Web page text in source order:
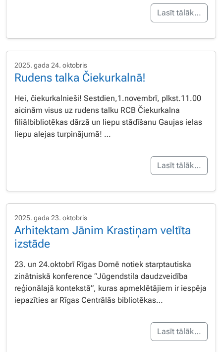
Lasīt tālāk…
2025. gada 24. oktobris
Rudens talka Čiekurkalnā!
Hei, čiekurkalnieši! Sestdien,1.novembrī, plkst.11.00
aicinām visus uz rudens talku RCB Čiekurkalna
filiālbibliotēkas dārzā un liepu stādīšanu Gaujas ielas
liepu alejas turpinājumā! …
Lasīt tālāk…
2025. gada 23. oktobris
Arhitektam Jānim Krastiņam veltīta
izstāde
23. un 24.oktobrī Rīgas Domē notiek starptautiska
zinātniskā konference “Jūgendstila daudzveidība
reģionālajā kontekstā”, kuras apmeklētājiem ir iespēja
iepazīties ar Rīgas Centrālās bibliotēkas…
Lasīt tālāk…